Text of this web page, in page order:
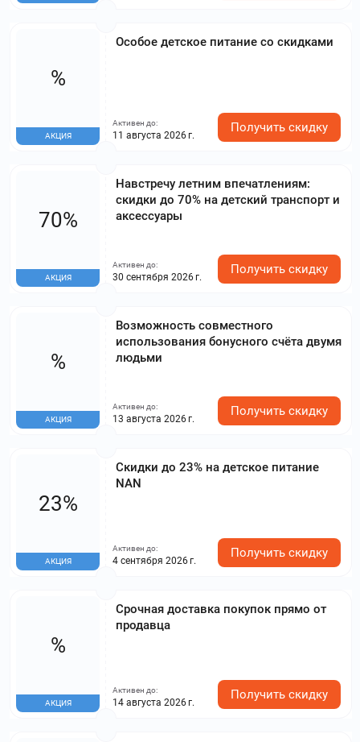
Особое детское питание со скидками
%
АКЦИЯ
Активен до:
11 августа 2026 г.
Получить скидку
Навстречу летним впечатлениям:
скидки до 70% на детский транспорт и
аксессуары
70%
АКЦИЯ
Активен до:
30 сентября 2026 г.
Получить скидку
Возможность совместного
использования бонусного счёта двумя
людьми
%
АКЦИЯ
Активен до:
13 августа 2026 г.
Получить скидку
Скидки до 23% на детское питание
NAN
23%
АКЦИЯ
Активен до:
4 сентября 2026 г.
Получить скидку
Срочная доставка покупок прямо от
продавца
%
АКЦИЯ
Активен до:
14 августа 2026 г.
Получить скидку